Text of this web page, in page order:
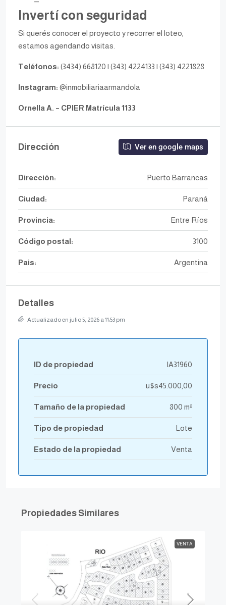
Invertí con seguridad
Si querés conocer el proyecto y recorrer el loteo,
estamos agendando visitas.
Teléfonos: (3434) 668120 | (343) 4224133 | (343) 4221828
Instagram: @inmobiliariaarmandola
Ornella A. – CPIER Matrícula 1133
Dirección Ver en google maps
Dirección: Puerto Barrancas
Ciudad: Paraná
Provincia: Entre Ríos
Código postal: 3100
Pais: Argentina
Detalles
Actualizado en julio 5, 2026 a 11:53 pm
ID de propiedad IA31960
Precio u$s45.000,00
Tamaño de la propiedad 800 m²
Tipo de propiedad Lote
Estado de la propiedad Venta
Propiedades Similares
VENTA